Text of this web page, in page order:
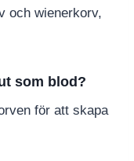
och wienerkorv,
som blod?
för att skapa